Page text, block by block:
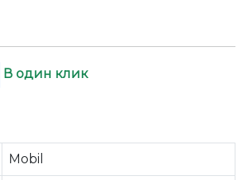
В один клик
Mobil